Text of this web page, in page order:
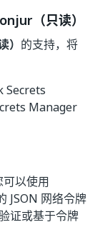
（只读）
的支持，将
Secrets
Manager
以使用
JSON 网络令牌
证或基于令牌